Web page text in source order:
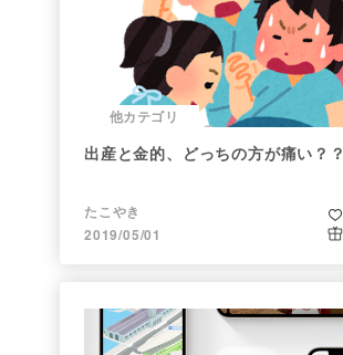
他カテゴリ
出産と金的、どっちの方が痛い？？
たこやき
2019/05/01